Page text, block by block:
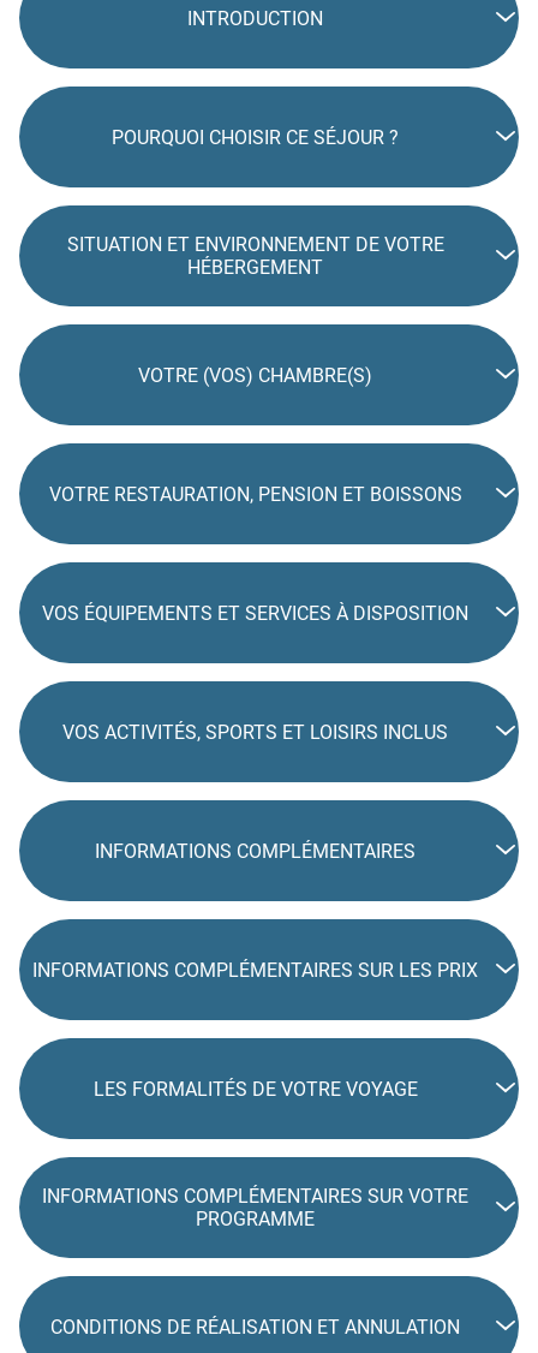
INTRODUCTION
POURQUOI CHOISIR CE SÉJOUR ?
SITUATION ET ENVIRONNEMENT DE VOTRE
HÉBERGEMENT
VOTRE (VOS) CHAMBRE(S)
VOTRE RESTAURATION, PENSION ET BOISSONS
VOS ÉQUIPEMENTS ET SERVICES À DISPOSITION
VOS ACTIVITÉS, SPORTS ET LOISIRS INCLUS
INFORMATIONS COMPLÉMENTAIRES
INFORMATIONS COMPLÉMENTAIRES SUR LES PRIX
LES FORMALITÉS DE VOTRE VOYAGE
INFORMATIONS COMPLÉMENTAIRES SUR VOTRE
PROGRAMME
CONDITIONS DE RÉALISATION ET ANNULATION